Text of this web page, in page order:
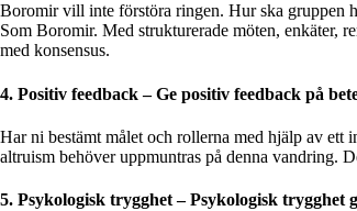
Boromir vill inte förstöra ringen. Hur ska gruppen
Som Boromir. Med strukturerade möten, enkäter,
med konsensus.
4. Positiv feedback – Ge positiv feedback på
Har ni bestämt målet och rollerna med hjälp av ett
altruism behöver uppmuntras på denna vandring.
5. Psykologisk trygghet – Psykologisk